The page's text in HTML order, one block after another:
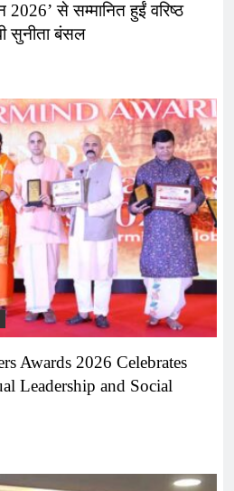
से सम्मानित हुईं वरिष्ठ
सुनीता बंसल
Awards 2026 Celebrates
Leadership and Social